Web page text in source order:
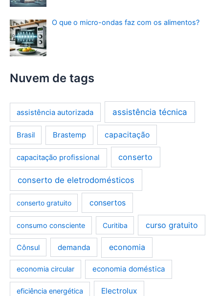
O que o micro-ondas faz com os alimentos?
Nuvem de tags
assistência autorizada assistência técnica
Brasil Brastemp capacitação
capacitação profissional conserto
conserto de eletrodomésticos
conserto gratuito consertos
consumo consciente Curitiba curso gratuito
Cônsul demanda economia
economia circular economia doméstica
eficiência energética Electrolux